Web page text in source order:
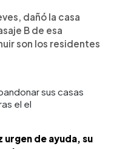
dañó la casa
B de esa
son los residentes
sus casas
el el
urgen de ayuda, su